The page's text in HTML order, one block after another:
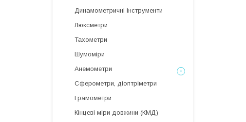
Динамометричні інструменти
Люксметри
Тахометри
Шумоміри
Анемометри
Сферометри, діоптріметри
Грамометри
Кінцеві міри довжини (КМД)